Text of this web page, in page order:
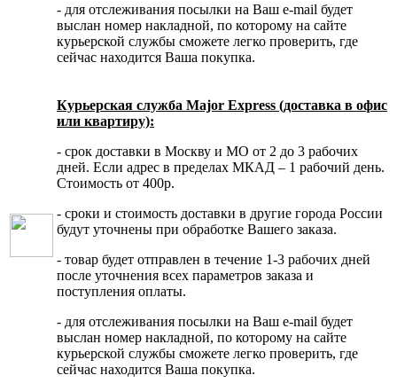
- для отслеживания посылки на Ваш e-mail будет
выслан номер накладной, по которому на сайте
курьерской службы сможете легко проверить, где
сейчас находится Ваша покупка.
Курьерская служба Major Express (доставка в офис
или квартиру):
- срок доставки в Москву и МО от 2 до 3 рабочих
дней. Если адрес в пределах МКАД – 1 рабочий день.
Стоимость от 400р.
- сроки и стоимость доставки в другие города России
будут уточнены при обработке Вашего заказа.
- товар будет отправлен в течение 1-3 рабочих дней
после уточнения всех параметров заказа и
поступления оплаты.
- для отслеживания посылки на Ваш e-mail будет
выслан номер накладной, по которому на сайте
курьерской службы сможете легко проверить, где
сейчас находится Ваша покупка.